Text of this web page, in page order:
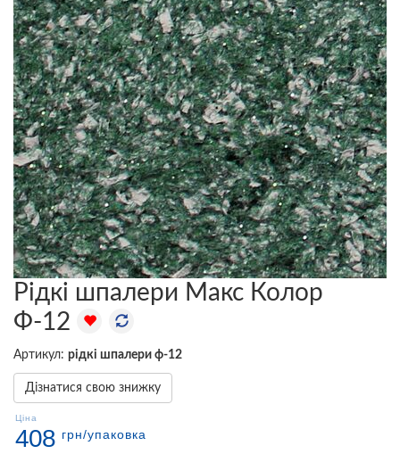
Рідкі шпалери Макс Колор
Ф-12
Артикул: рідкі шпалери ф-12
Дізнатися свою знижку
Ціна
408 грн/упаковка